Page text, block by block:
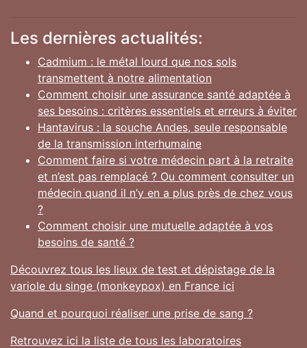
Les dernières actualités:
Cadmium : le métal lourd que nos sols
transmettent à notre alimentation
Comment choisir une assurance santé adaptée à
ses besoins : critères essentiels et erreurs à éviter
Hantavirus : la souche Andes, seule responsable
de la transmission interhumaine
Comment faire si votre médecin part à la retraite
et n’est pas remplacé ? Ou comment consulter un
médecin quand il n’y en a plus près de chez vous
?
Comment choisir une mutuelle adaptée à vos
besoins de santé ?
Découvrez tous les lieux de test et dépistage de la
variole du singe (monkeypox) en France ici
Quand et pourquoi réaliser une prise de sang ?
Retrouvez ici la liste de tous les laboratoires